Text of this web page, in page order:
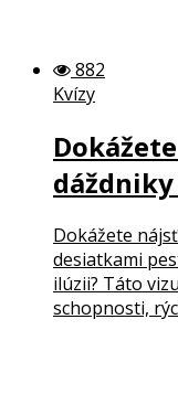
882
Kvízy
Dokážete
desiatkami
ilúzii? Táto
schopnosti,